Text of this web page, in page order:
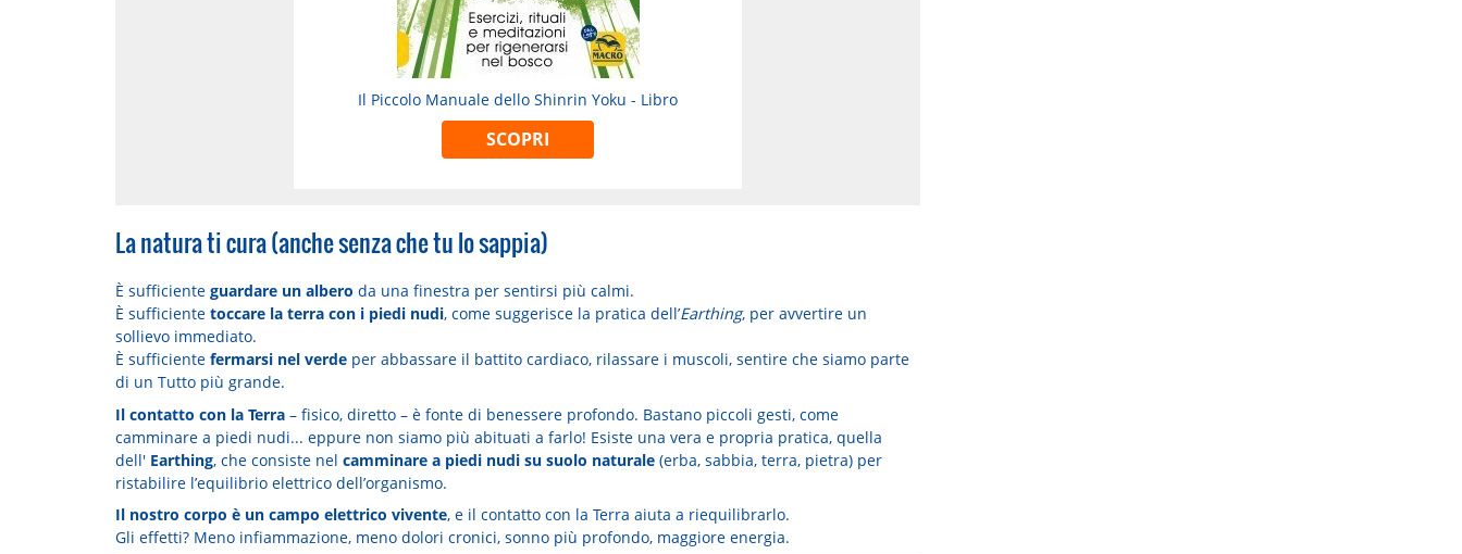
Il Piccolo Manuale dello Shinrin Yoku - Libro
SCOPRI
La natura ti cura (anche senza che tu lo sappia)
È sufficiente guardare un albero da una finestra per sentirsi più calmi.
È sufficiente toccare la terra con i piedi nudi, come suggerisce la pratica dell’Earthing, per avvertire un
sollievo immediato.
È sufficiente fermarsi nel verdeper abbassare il battito cardiaco, rilassare i muscoli, sentire che siamo parte
di un Tutto più grande.
Il contatto con la Terra– fisico, diretto – è fonte di benessere profondo. Bastano piccoli gesti, come
camminare a piedi nudi... eppure non siamo più abituati a farlo! Esiste una vera e propria pratica, quella
dell' Earthing, che consiste nel camminare a piedi nudi su suolo naturale(erba, sabbia, terra, pietra) per
ristabilire l’equilibrio elettrico dell’organismo.
Il nostro corpo è un campo elettrico vivente, e il contatto con la Terra aiuta a riequilibrarlo.
Gli effetti? Meno infiammazione, meno dolori cronici, sonno più profondo, maggiore energia.